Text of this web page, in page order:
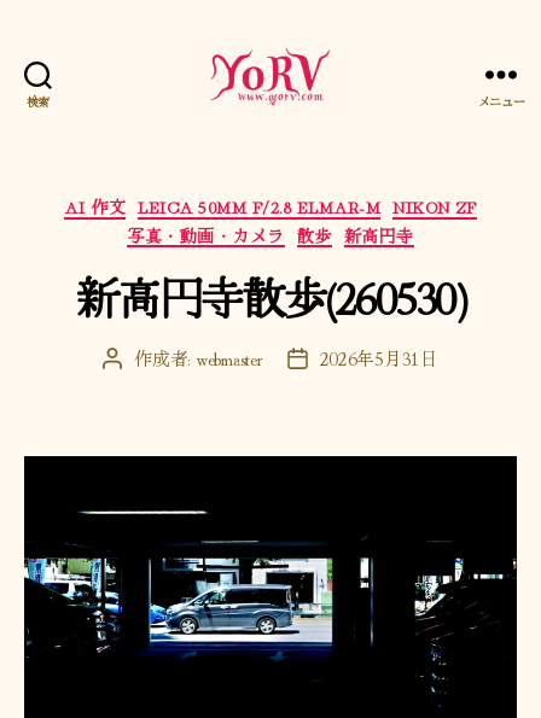
検索 メニュー
カ
テ
ゴ
リ
ー
AI 作文 LEICA 50MM F/2.8 ELMAR-M NIKON ZF
写真・動画・カメラ 散歩 新高円寺
新高円寺散歩(260530)
投 作成者: webmaster
投 2026年5月31日